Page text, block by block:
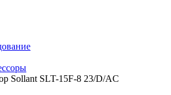
Sollant SLT-15F-8 23/D/AC